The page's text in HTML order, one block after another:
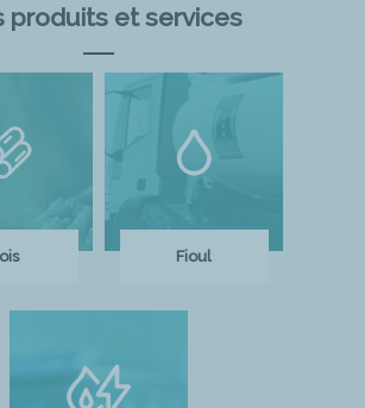
produits et services
Fioul